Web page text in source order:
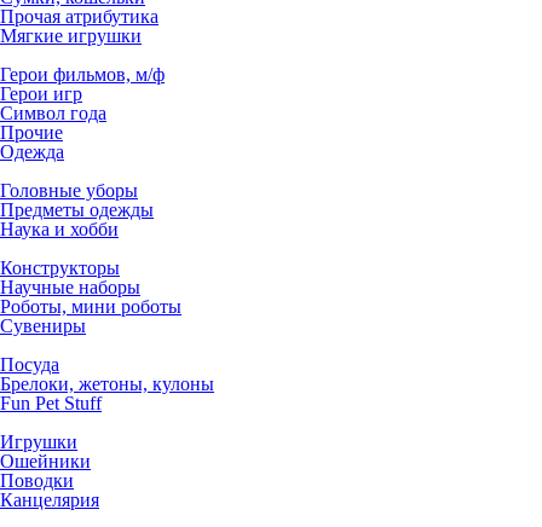
Прочая атрибутика
Мягкие игрушки
Герои фильмов, м/ф
Герои игр
Символ года
Прочие
Одежда
Головные уборы
Предметы одежды
Наука и хобби
Конструкторы
Научные наборы
Роботы, мини роботы
Сувениры
Посуда
Брелоки, жетоны, кулоны
Fun Pet Stuff
Игрушки
Ошейники
Поводки
Канцелярия